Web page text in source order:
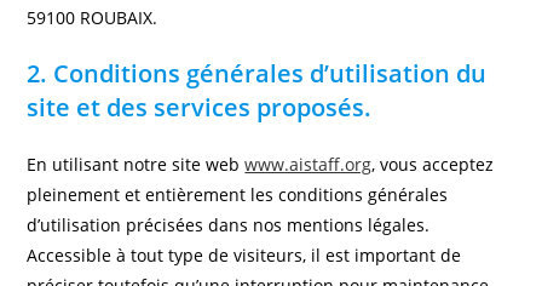
59100 ROUBAIX.
2. Conditions générales d’utilisation du
site et des services proposés.
En utilisant notre site webwww.aistaff.org, vous acceptez
pleinement et entièrement les conditions générales
d’utilisation précisées dans nos mentions légales.
Accessible à tout type de visiteurs, il est important de